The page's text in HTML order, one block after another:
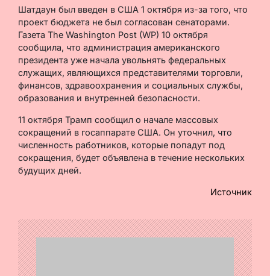
Шатдаун был введен в США 1 октября из-за того, что
проект бюджета не был согласован сенаторами.
Газета The Washington Post (WP) 10 октября
сообщила, что администрация американского
президента уже начала увольнять федеральных
служащих, являющихся представителями торговли,
финансов, здравоохранения и социальных службы,
образования и внутренней безопасности.
11 октября Трамп сообщил о начале массовых
сокращений в госаппарате США. Он уточнил, что
численность работников, которые попадут под
сокращения, будет объявлена в течение нескольких
будущих дней.
Источник